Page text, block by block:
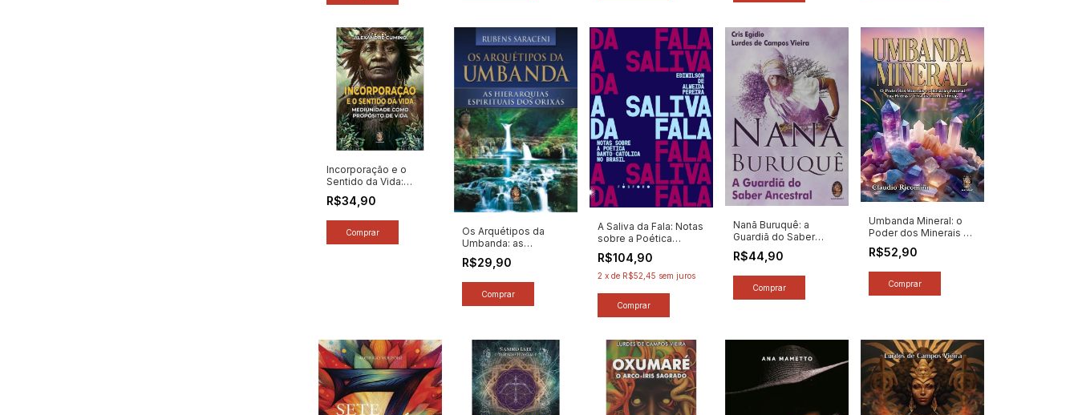
Incorporação e o
Sentido da Vida:
Mediunidade Como
Propósito de Vida -
Autor: Alexandre
Cumino (2025) [novo]
R$34,90
Os Arquétipos da
Umbanda: as
Hierarquias Espirituais
dos Orixas - Autor:
Rubens Saraceni
(2025) [novo]
R$29,90
A Saliva da Fala: Notas
sobre a Poética
Banto-católica no
Brasil - Autor:
Edimilson de Almeida
R$104,90
2 x de R$52,45 sem juros
Nanã Buruquê: a
Guardiã do Saber
Ancestral - Autor: Cris
Egidio / Lurdes de
Campos Vieira (2023)
[novo]
R$44,90
Umbanda Mineral: o
Poder dos Minerais e
a Relação Fatorial das
Pedras e Cristais com
Claudio Ricomini
R$52,90